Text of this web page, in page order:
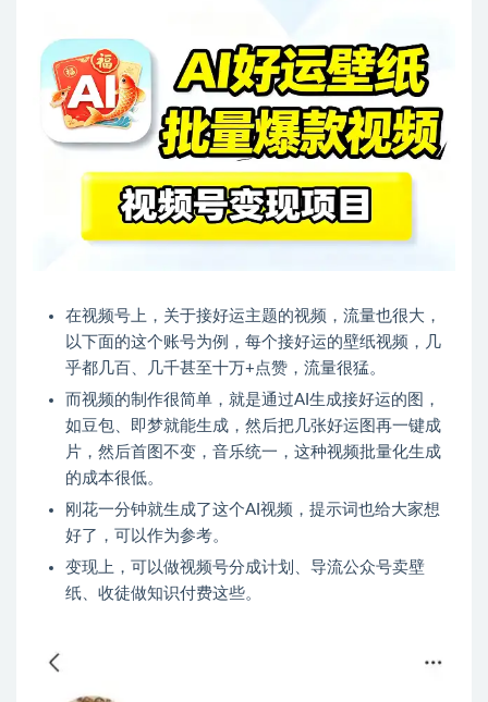
在视频号上，关于接好运主题的视频，流量也很大，
以下面的这个账号为例，每个接好运的壁纸视频，几
乎都几百、几千甚至十万+点赞，流量很猛。
而视频的制作很简单，就是通过AI生成接好运的图，
如豆包、即梦就能生成，然后把几张好运图再一键成
片，然后首图不变，音乐统一，这种视频批量化生成
的成本很低。
刚花一分钟就生成了这个AI视频，提示词也给大家想
好了，可以作为参考。
变现上，可以做视频号分成计划、导流公众号卖壁
纸、收徒做知识付费这些。